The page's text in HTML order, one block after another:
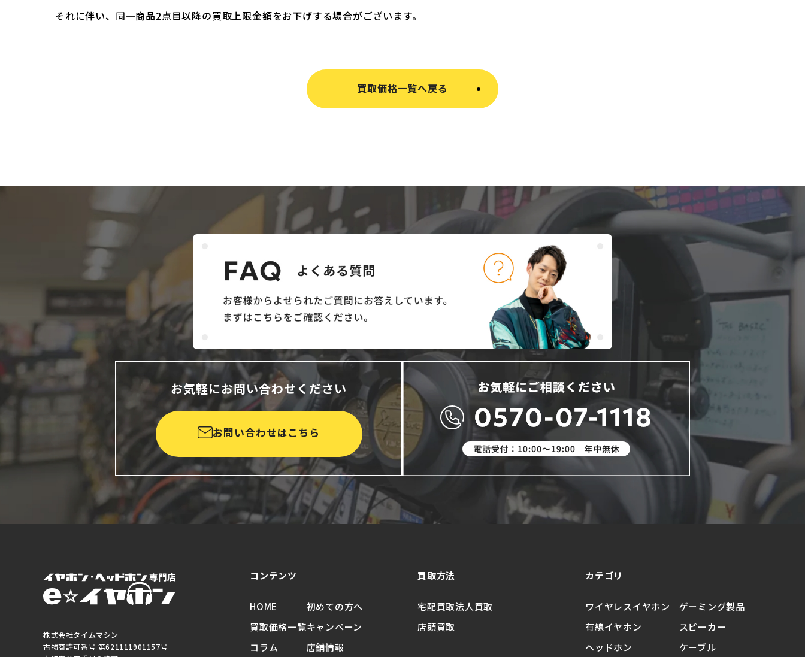
それに伴い、同一商品2点目以降の買取上限金額をお下げする場合がございます。
買取価格一覧へ戻る
お気軽にお問い合わせください
お問い合わせはこちら
株式会社タイムマシン
古物商許可番号 第621111901157号
コンテンツ
HOME
買取価格一覧
コラム
初めての方へ
キャンペーン
店舗情報
買取方法
宅配買取
店頭買取
法人買取
カテゴリ
ワイヤレスイヤホン
有線イヤホン
ヘッドホン
ゲーミング製品
スピーカー
ケーブル